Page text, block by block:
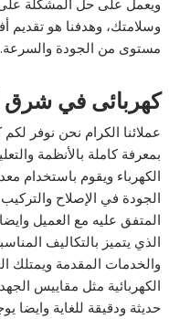
ويعمل على حل المشكلة على
وسلامتك، وهدفنا هو تقديم
مستوى من الجودة والسرعة.
كهربائى في شرق
عملائنا الكرام نحن نوفر
بمعرفة كاملة بالأنظمة
الكهرباء ويقوم باستخدام
الجودة في الإصلاح
المتفق عليه مع العميل
الذي يتميز بالتكاليف
والخدمات المقدمة ويمتلك
الكهربائية مثل مقاييس
حديثة ودقيقة للغاية وايضا